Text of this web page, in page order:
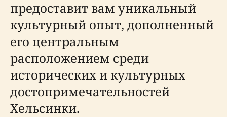
предоставит вам уникальный
культурный опыт, дополненный
его центральным
расположением среди
исторических и культурных
достопримечательностей
Хельсинки.